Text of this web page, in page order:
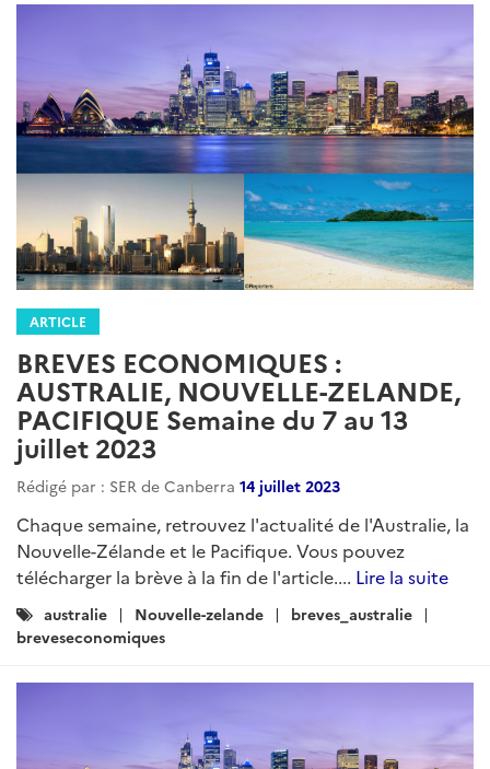
ARTICLE
BREVES ECONOMIQUES :
AUSTRALIE, NOUVELLE-ZELANDE,
PACIFIQUE Semaine du 7 au 13
juillet 2023
Rédigé par : SER de Canberra 14 juillet 2023
Chaque semaine, retrouvez l'actualité de l'Australie, la
Nouvelle-Zélande et le Pacifique. Vous pouvez
télécharger la brève à la fin de l'article.... Lire la suite
Catégories
:
australie Nouvelle-zelande
breves_australie
breveseconomiques